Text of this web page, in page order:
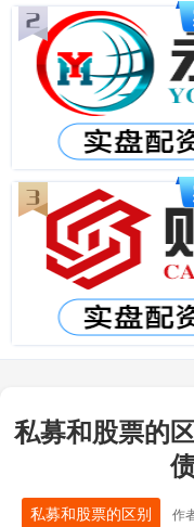
私募和股票的
私募和股票的区别 作